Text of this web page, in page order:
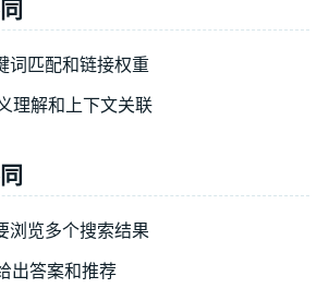
词匹配和链接权重
理解和上下文关联
浏览多个搜索结果
出答案和推荐